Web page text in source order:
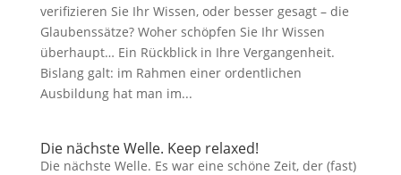
verifizieren Sie Ihr Wissen, oder besser gesagt – die
Glaubenssätze? Woher schöpfen Sie Ihr Wissen
überhaupt… Ein Rückblick in Ihre Vergangenheit.
Bislang galt: im Rahmen einer ordentlichen
Ausbildung hat man im...
Die nächste Welle. Keep relaxed!
Die nächste Welle. Es war eine schöne Zeit, der (fast)